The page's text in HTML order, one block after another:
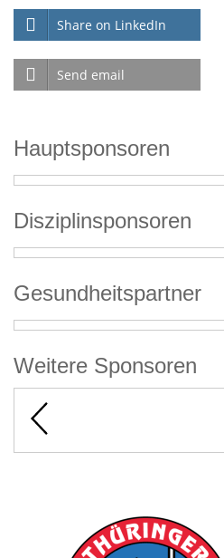
Share on LinkedIn
Send email
Hauptsponsoren
Disziplinsponsoren
Gesundheitspartner
Weitere Sponsoren